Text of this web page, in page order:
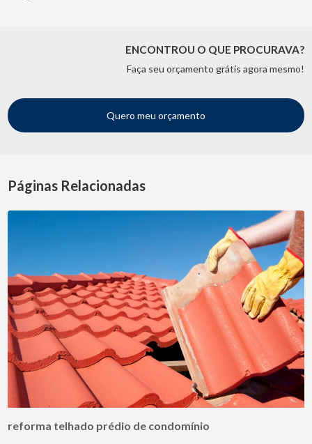
ENCONTROU O QUE PROCURAVA?
Faça seu orçamento grátis agora mesmo!
Quero meu orçamento
Páginas Relacionadas
reforma telhado prédio de condomínio